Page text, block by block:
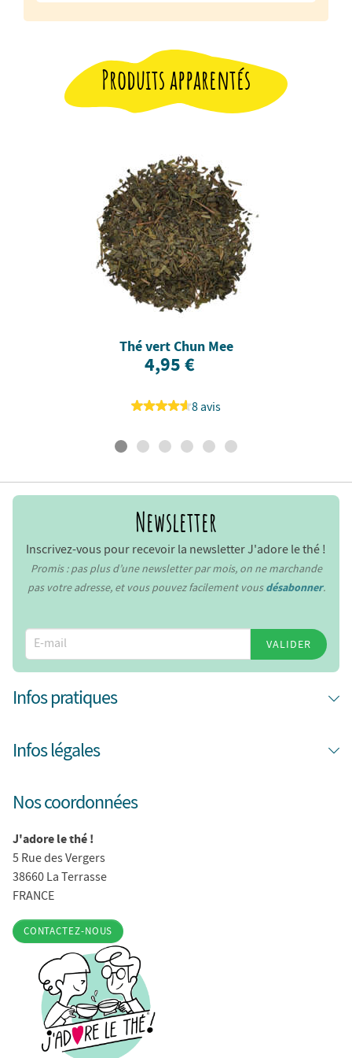
Produits apparentés
Thé vert Chun Mee
4,95 €
8 avis
Newsletter
Inscrivez-vous pour recevoir la newsletter J'adore le thé !
Promis : pas plus d’une newsletter par mois, on ne marchande
pas votre adresse, et vous pouvez facilement vousdésabonner.
VALIDER
Infos pratiques
Infos légales
Nos coordonnées
J'adore le thé !
5 Rue des Vergers
38660 La Terrasse
FRANCE
CONTACTEZ-NOUS